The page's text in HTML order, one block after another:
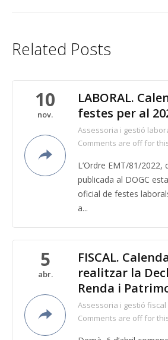
Related Posts
10
nov.
LABORAL.
festes per al
Assessoria i gestió
Comments are off for
L’Ordre EMT/81/2022,
publicada al DOGC
oficial de festes
a...
5
abr.
FISCAL.
realitzar la
Renda i
Assessoria i gestió fiscal
Comments are off for